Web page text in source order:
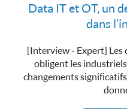
Data IT et OT, un
dans
[Interview - Expert] Les
obligent les
changements